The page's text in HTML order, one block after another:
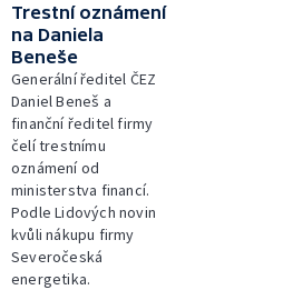
Trestní oznámení
na Daniela
Beneše
Generální ředitel ČEZ
Daniel Beneš a
finanční ředitel firmy
čelí trestnímu
oznámení od
ministerstva financí.
Podle Lidových novin
kvůli nákupu firmy
Severočeská
energetika.